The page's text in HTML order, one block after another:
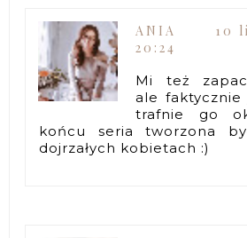
ANIA
10
20:24
Mi też
ale faktycznie
trafnie go
końcu seria tworzona
dojrzałych kobietach :)